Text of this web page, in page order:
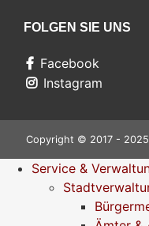
FOLGEN SIE UNS
Facebook
Instagram
Copyright © 2017 -
Service &